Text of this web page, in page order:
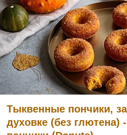
Тыквенные пончики,
духовке (без глютена)